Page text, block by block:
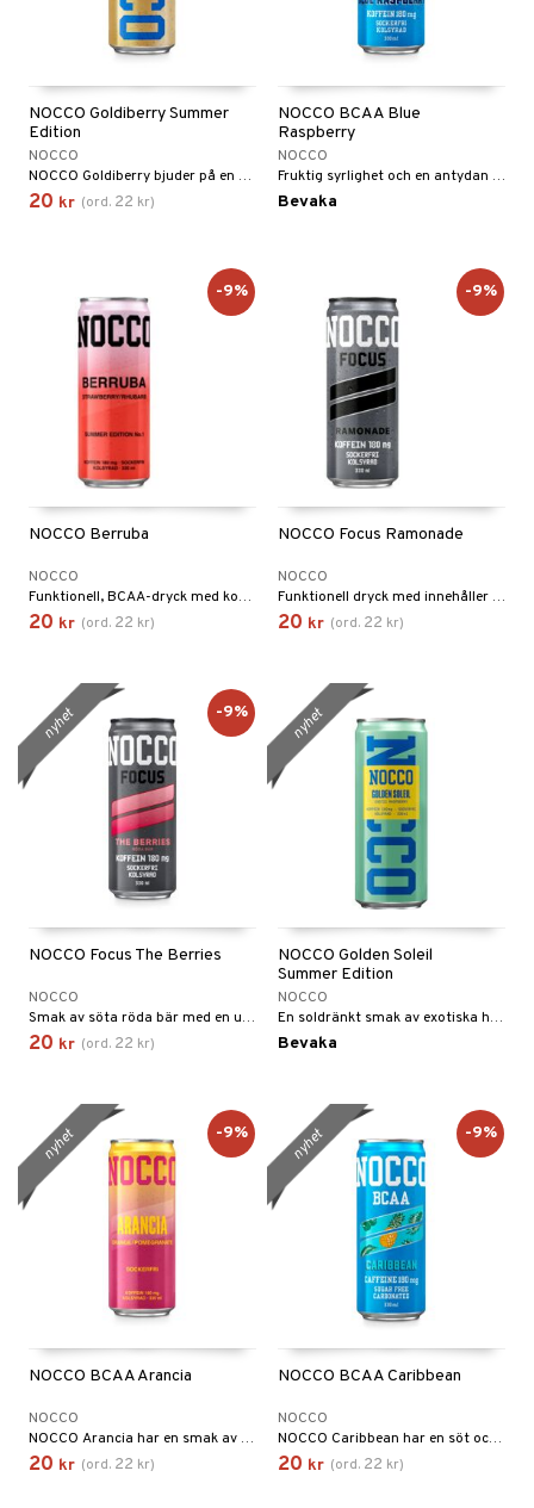
NOCCO Goldiberry Summer
Edition
NOCCO
NOCCO Goldiberry bjuder på en söt och unik smak med en exotisk, lätt kolsyrad finish.
20 kr (ord. 22 kr)
NOCCO BCAA Blue
Raspberry
NOCCO
Fruktig syrlighet och en antydan av sötma. Sockerfri, vegansk och innehåller BCAA, koffein samt vitaminer.
Bevaka
NOCCO Berruba
NOCCO
Funktionell, BCAA-dryck med koffein och vitaminer, smak av jordgubb och rabarber.
20 kr (ord. 22 kr)
-9%
NOCCO Focus Ramonade
NOCCO
Funktionell dryck med innehåller koffein och vitaminer, smak av lemonad och äpple.
20 kr (ord. 22 kr)
-9%
NOCCO Focus The Berries
NOCCO
Smak av söta röda bär med en uppfriskande krispighet. Den ger fullt fokus med hjälp av koffein, grönt te-extrakt
20 kr (ord. 22 kr)
nyhet -9%
NOCCO Golden Soleil
Summer Edition
NOCCO
En soldränkt smak av exotiska hallon som förenar den svenska sommaren med tropiska stränder!
Bevaka
nyhet
NOCCO BCAA Arancia
NOCCO
NOCCO Arancia har en smak av söta, saftiga apelsiner och friskt granatäpple.
20 kr (ord. 22 kr)
nyhet -9%
NOCCO BCAA Caribbean
NOCCO
NOCCO Caribbean har en söt och uppfriskande smak av ananas.
20 kr (ord. 22 kr)
nyhet -9%
protein
& Muskelvärk